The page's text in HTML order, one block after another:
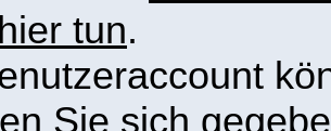
tun.
Sie sich